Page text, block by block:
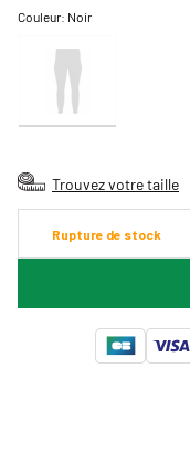
Couleur: Noir
Trouvez votre taille
Rupture de stock